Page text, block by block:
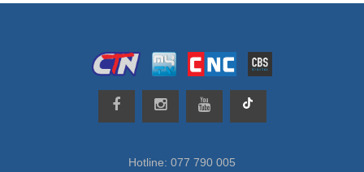
Hotline: 077 790 005